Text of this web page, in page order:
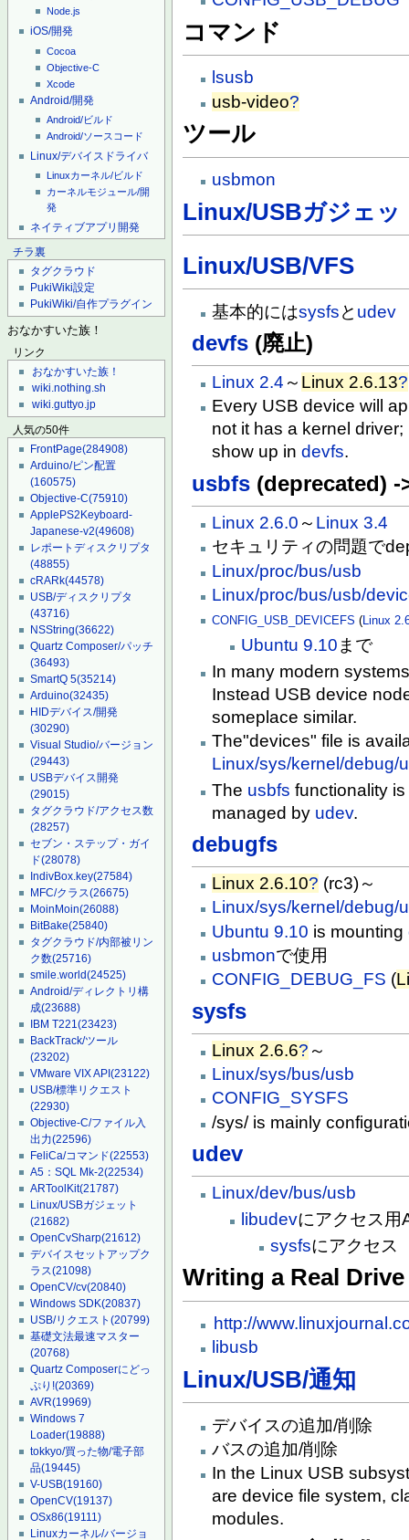
Node.js
iOS/開発
Cocoa
Objective-C
Xcode
Android/開発
Android/ビルド
Android/ソースコード
Linux/デバイスドライバ
Linuxカーネル/ビルド
カーネルモジュール/開
発
ネイティブアプリ開発
チラ裏
タグクラウド
PukiWiki設定
PukiWiki/自作プラグイン
おなかすいた族！
リンク
おなかすいた族！
wiki.nothing.sh
wiki.guttyo.jp
人気の50件
FrontPage(284908)
Arduino/ピン配置
(160575)
Objective-C(75910)
ApplePS2Keyboard-
Japanese-v2(49608)
レポートディスクリプタ
(48855)
cRARk(44578)
USB/ディスクリプタ
(43716)
NSString(36622)
Quartz Composer/パッチ
(36493)
SmartQ 5(35214)
Arduino(32435)
HIDデバイス/開発
(30290)
Visual Studio/バージョン
(29443)
USBデバイス開発
(29015)
タグクラウド/アクセス数
(28257)
セブン・ステップ・ガイ
ド(28078)
IndivBox.key(27584)
MFC/クラス(26675)
MoinMoin(26088)
BitBake(25840)
タグクラウド/内部被リン
ク数(25716)
smile.world(24525)
Android/ディレクトリ構
成(23688)
IBM T221(23423)
BackTrack/ツール
(23202)
VMware VIX API(23122)
USB/標準リクエスト
(22930)
Objective-C/ファイル入
出力(22596)
FeliCa/コマンド(22553)
A5：SQL Mk-2(22534)
ARToolKit(21787)
Linux/USBガジェット
(21682)
OpenCvSharp(21612)
デバイスセットアップク
ラス(21098)
OpenCV/cv(20840)
Windows SDK(20837)
USB/リクエスト(20799)
基礎文法最速マスター
(20768)
Quartz Composerにどっ
ぷり!(20369)
AVR(19969)
Windows 7
Loader(19888)
tokkyo/買った物/電子部
品(19445)
V-USB(19160)
OpenCV(19137)
OSx86(19111)
Linuxカーネル/バージョ
コマンド
lsusb
usb-video?
ツール
usbmon
Linux/USBガジェッ
Linux/USB/VFS
基本的にはsysfsと udev
devfs (廃止)
Linux 2.4 ～ Linux 2.6.13?
Every USB device will
not it has a kernel
show up indevfs.
usbfs (deprecated) -
Linux 2.6.0 ～ Linux 3.4
セキュリティの問題で
Linux/proc/bus/usb
Linux/proc/bus/usb/
CONFIG_USB_DEVICEFS (Linux
Ubuntu 9.10 まで
In many modern
Instead USB device
someplace similar.
The"devices" file is
Linux/sys/kernel/debug/
The usbfs functionality
managed by udev.
debugfs
Linux 2.6.10? (rc3)～
Linux/sys/kernel/debug/
Ubuntu 9.10 is mounting
usbmonで使用
CONFIG_DEBUG_FS (
sysfs
Linux 2.6.6? ～
Linux/sys/bus/usb
CONFIG_SYSFS
/sys/ is mainly
udev
Linux/dev/bus/usb
libudevにアクセス用
sysfsにアクセス
Writing a Real
http://
libusb
Linux/USB/通知
デバイスの追加/削除
バスの追加/削除
In the Linux USB
are device file system,
modules.